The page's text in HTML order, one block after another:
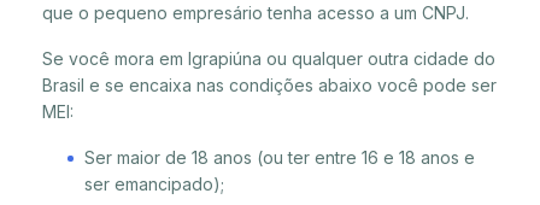
que o pequeno empresário tenha acesso a um CNPJ.
Se você mora em Igrapiúna ou qualquer outra cidade do
Brasil e se encaixa nas condições abaixo você pode ser
MEI:
Ser maior de 18 anos (ou ter entre 16 e 18 anos e
ser emancipado);